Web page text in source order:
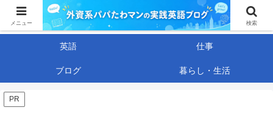
日系メーカー脱出組の「外資系サバイバル・イングリッシュ」〜40代技術職の
生き残り戦略〜
英語 仕事
ブログ 暮らし・生活
PR
メニュー 検索